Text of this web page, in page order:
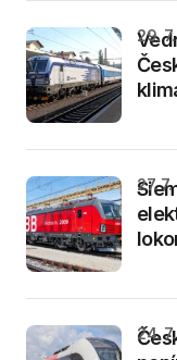
29.
27.
24.